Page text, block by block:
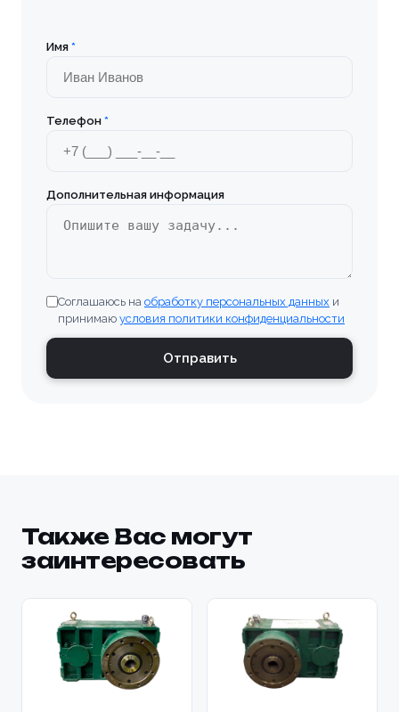
Имя *
Телефон *
Дополнительная информация
Соглашаюсь на обработку персональных данных и
принимаю условия политики конфиденциальности
Отправить
Также Вас могут
заинтересовать